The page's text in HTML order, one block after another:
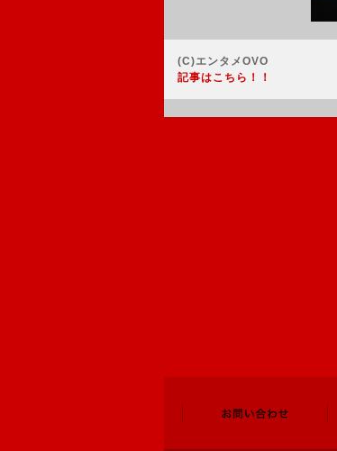
(C)エンタメOVO
記事はこちら！！